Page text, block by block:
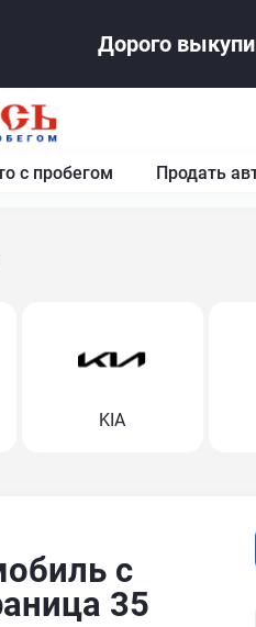
Дорого
с пробегом Продать
KIA
с
35